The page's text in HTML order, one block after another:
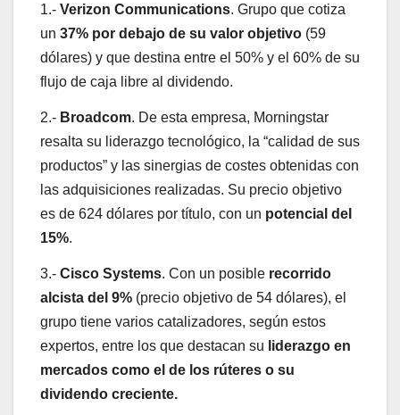
1.- Verizon Communications. Grupo que cotiza
un 37% por debajo de su valor objetivo (59
dólares) y que destina entre el 50% y el 60% de su
flujo de caja libre al dividendo.
2.- Broadcom. De esta empresa, Morningstar
resalta su liderazgo tecnológico, la “calidad de sus
productos” y las sinergias de costes obtenidas con
las adquisiciones realizadas. Su precio objetivo
es de 624 dólares por título, con un potencial del
15%.
3.- Cisco Systems. Con un posible recorrido
alcista del 9% (precio objetivo de 54 dólares), el
grupo tiene varios catalizadores, según estos
expertos, entre los que destacan su liderazgo en
mercados como el de los rúteres o su
dividendo creciente.